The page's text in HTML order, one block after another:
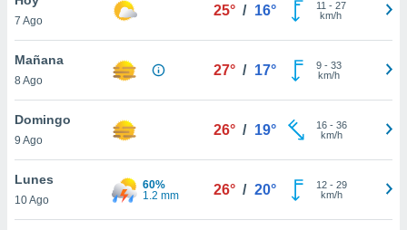
en
más
nuestra
de
7 Ago
25° / 16° 11 - 27
km/h
Mañana
8 Ago
27° / 17° 9- 33
km/h
Domingo
9 Ago
26° / 19° 16- 36
km/h
Lunes
10 Ago
60%
1.2 mm
26° / 20° 12- 29
km/h